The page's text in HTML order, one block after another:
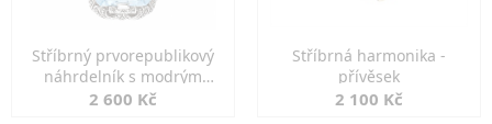
Stříbrný prvorepublikový
náhrdelník s modrým
spinelem
2 600 Kč
Stříbrná harmonika -
přívěsek
2 100 Kč